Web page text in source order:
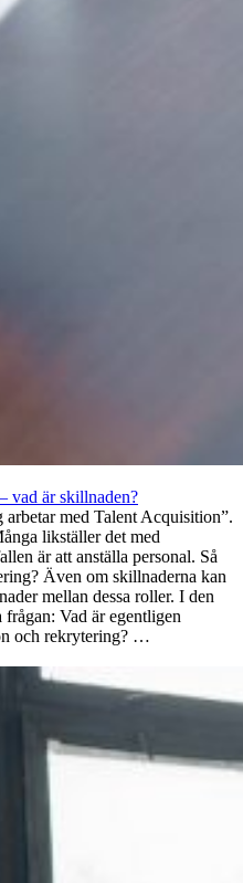
vad är skillnaden?
arbetar med Talent Acquisition”.
likställer det med
är att anställa personal. Så
Även om skillnaderna kan
mellan dessa roller. I den
Vad är egentligen
och rekrytering? …